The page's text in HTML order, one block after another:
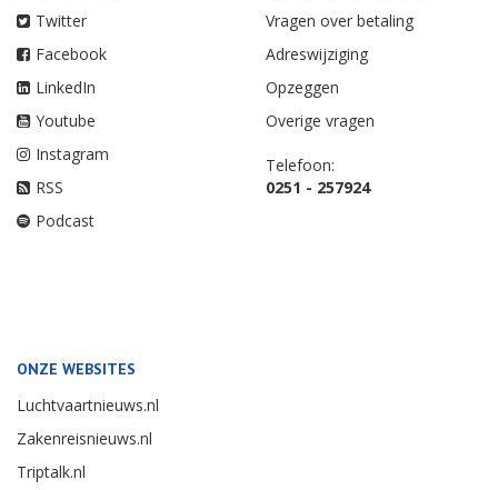
Twitter
Facebook
LinkedIn
Youtube
Instagram
RSS
Podcast
Vragen over betaling
Adreswijziging
Opzeggen
Overige vragen
Telefoon:
0251 - 257924
ONZE WEBSITES
Luchtvaartnieuws.nl
Zakenreisnieuws.nl
Triptalk.nl